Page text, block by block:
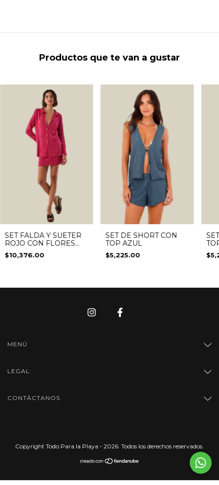
Productos que te van a gustar
SET FALDA Y SUETER
ROJO CON FLORES
ROJAS
$10,376.00
SET DE SHORT CON
TOP AZUL
$5,225.00
MENÚ
LEGAL:
CONTÁCTANOS
Copyright Todo Para la Playa - 2026. Todos los derechos reservados.